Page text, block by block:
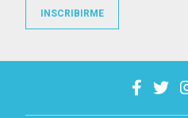
INSCRIBIRME